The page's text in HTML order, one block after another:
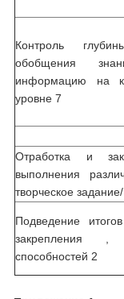
Контроль
обобщения
информацию на
уровне 7
Отработка и
выполнения
творческое
Подведение
закрепления ,
способностей 2